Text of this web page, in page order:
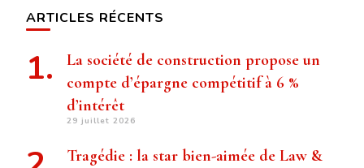
ARTICLES RÉCENTS
La société de construction propose un
compte d’épargne compétitif à 6 %
d’intérêt
29 juillet 2026
Tragédie : la star bien-aimée de Law &